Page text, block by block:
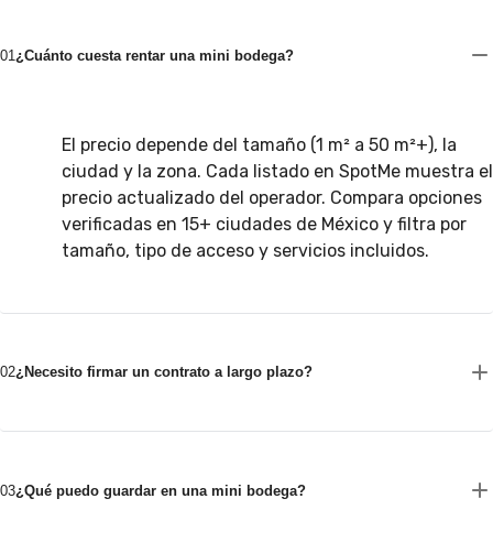
01 ¿Cuánto cuesta rentar una mini bodega?
El precio depende del tamaño (1 m² a 50 m²+), la
ciudad y la zona. Cada listado en SpotMe muestra el
precio actualizado del operador. Compara opciones
verificadas en 15+ ciudades de México y filtra por
tamaño, tipo de acceso y servicios incluidos.
02¿Necesito firmar un contrato a largo plazo?
03¿Qué puedo guardar en una mini bodega?